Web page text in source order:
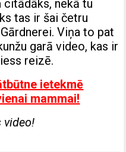
citādāks, nekā tu
tas ir šai četru
Viņa to pat
garā video, kas ir
reizē.
ietekmē
mammai!
video!